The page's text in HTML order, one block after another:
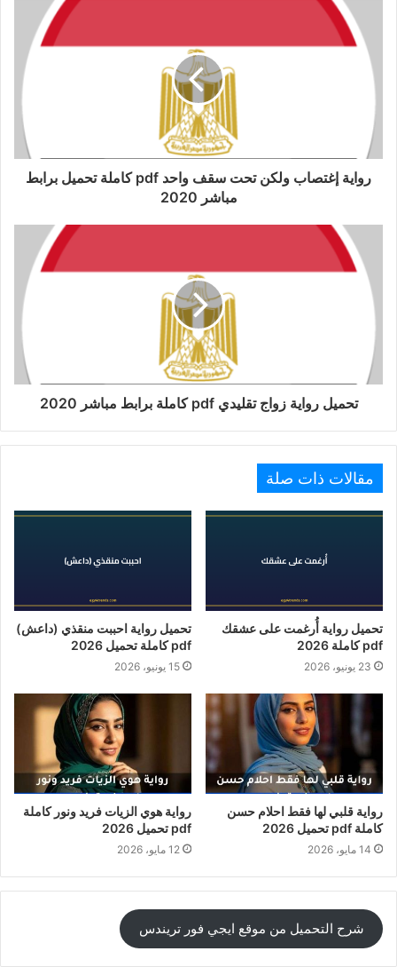
رواية إغتصاب ولكن تحت سقف واحد pdf كاملة تحميل برابط
مباشر 2020
تحميل رواية زواج تقليدي pdf كاملة برابط مباشر 2020
مقالات ذات صلة
تحميل رواية أُرغمت على عشقك
pdf كاملة 2026
23 يونيو، 2026
تحميل رواية احببت منقذي (داعش)
pdf كاملة تحميل 2026
15 يونيو، 2026
رواية قلبي لها فقط احلام حسن
كاملة pdf تحميل 2026
14 مايو، 2026
رواية هوي الزيات فريد ونور كاملة
pdf تحميل 2026
12 مايو، 2026
شرح التحميل من موقع ايجي فور تريندس